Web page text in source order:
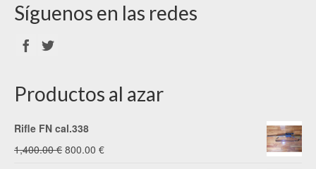
Síguenos en las redes
Productos al azar
Rifle FN cal.338
1,400.00€ El
800.00 €El